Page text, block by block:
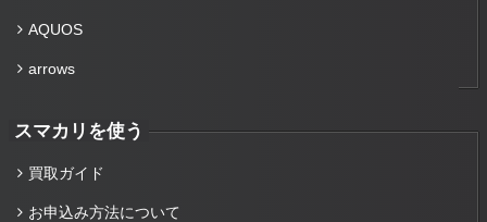
AQUOS
arrows
スマカリを使う
買取ガイド
お申込み方法について